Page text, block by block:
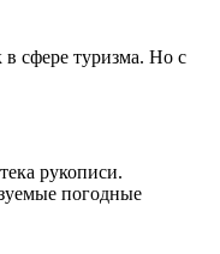
в сфере туризма. Но с
рукописи.
погодные